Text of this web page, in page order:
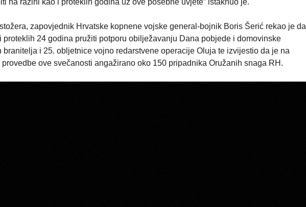
zapovjednik Hrvatske kopnene vojske general-bojnik Boris Šerić rekao je da
proteklih 24 godina pružiti potporu obilježavanju Dana pobjede i domovinske
i 25. obljetnice vojno redarstvene operacije Oluja te izvijestio da je na
ove svečanosti angažirano oko 150 pripadnika Oružanih snaga RH.